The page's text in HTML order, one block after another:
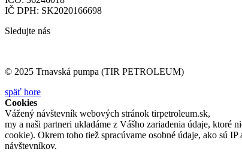
IČ DPH: SK2020166698
Sledujte nás
© 2025 Trnavská pumpa (TIR PETROLEUM)
späť hore
Cookies
Vážený návštevník webových stránok tirpetroleum.sk,
my a naši partneri ukladáme z Vášho zariadenia údaje, ktoré
cookie). Okrem toho tiež spracúvame osobné údaje, ako sú
návštevníkov.